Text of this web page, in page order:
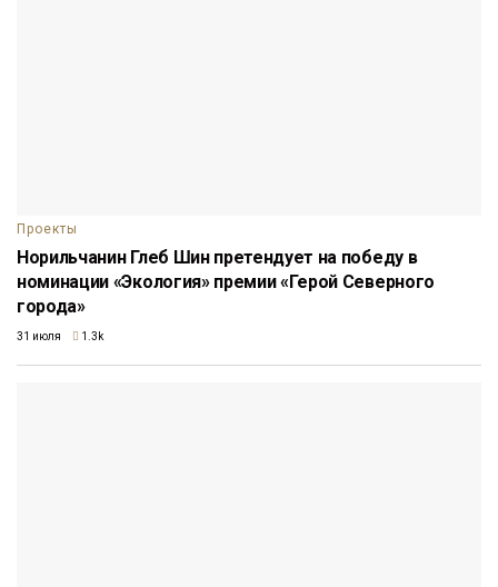
Проекты
Норильчанин Глеб Шин претендует на победу в
номинации «Экология» премии «Герой Северного
города»
31 июля 1.3k